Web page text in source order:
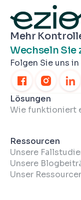
Mehr
Wechseln Sie
Folgen Sie uns
Lösungen
Wie funktioniert
Ressourcen
Unsere
Unsere
Unser